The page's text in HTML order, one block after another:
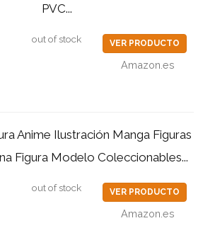
PVC...
out of stock VER PRODUCTO
Amazon.es
Anime Ilustración Manga Figuras
Figura Modelo Coleccionables...
out of stock VER PRODUCTO
Amazon.es